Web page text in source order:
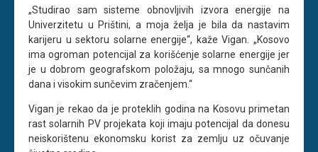
„Studirao sam sisteme obnovljivih izvora energije na
Univerzitetu u Prištini, a moja želja je bila da nastavim
karijeru u sektoru solarne energije“, kaže Vigan. „Kosovo
ima ogroman potencijal za korišćenje solarne energije jer
je u dobrom geografskom položaju, sa mnogo sunčanih
dana i visokim sunčevim zračenjem.“
Vigan je rekao da je proteklih godina na Kosovu primetan
rast solarnih PV projekata koji imaju potencijal da donesu
neiskorištenu ekonomsku korist za zemlju uz očuvanje